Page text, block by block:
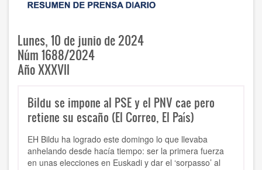
Lunes, 10 de junio de 2024
Núm 1688/2024
Año XXXVII
Bildu se impone al PSE y el PNV cae pero
retiene su escaño (El Correo, El País)
EH Bildu ha logrado este domingo lo que llevaba
anhelando desde hacía tiempo: ser la primera fuerza
en unas elecciones en Euskadi y dar el ‘sorpasso’ al